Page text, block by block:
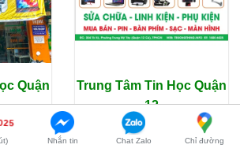
Quận
Trung Tâm Tin Học Quận
12
Nhắn tin Chat Zalo Chỉ đường